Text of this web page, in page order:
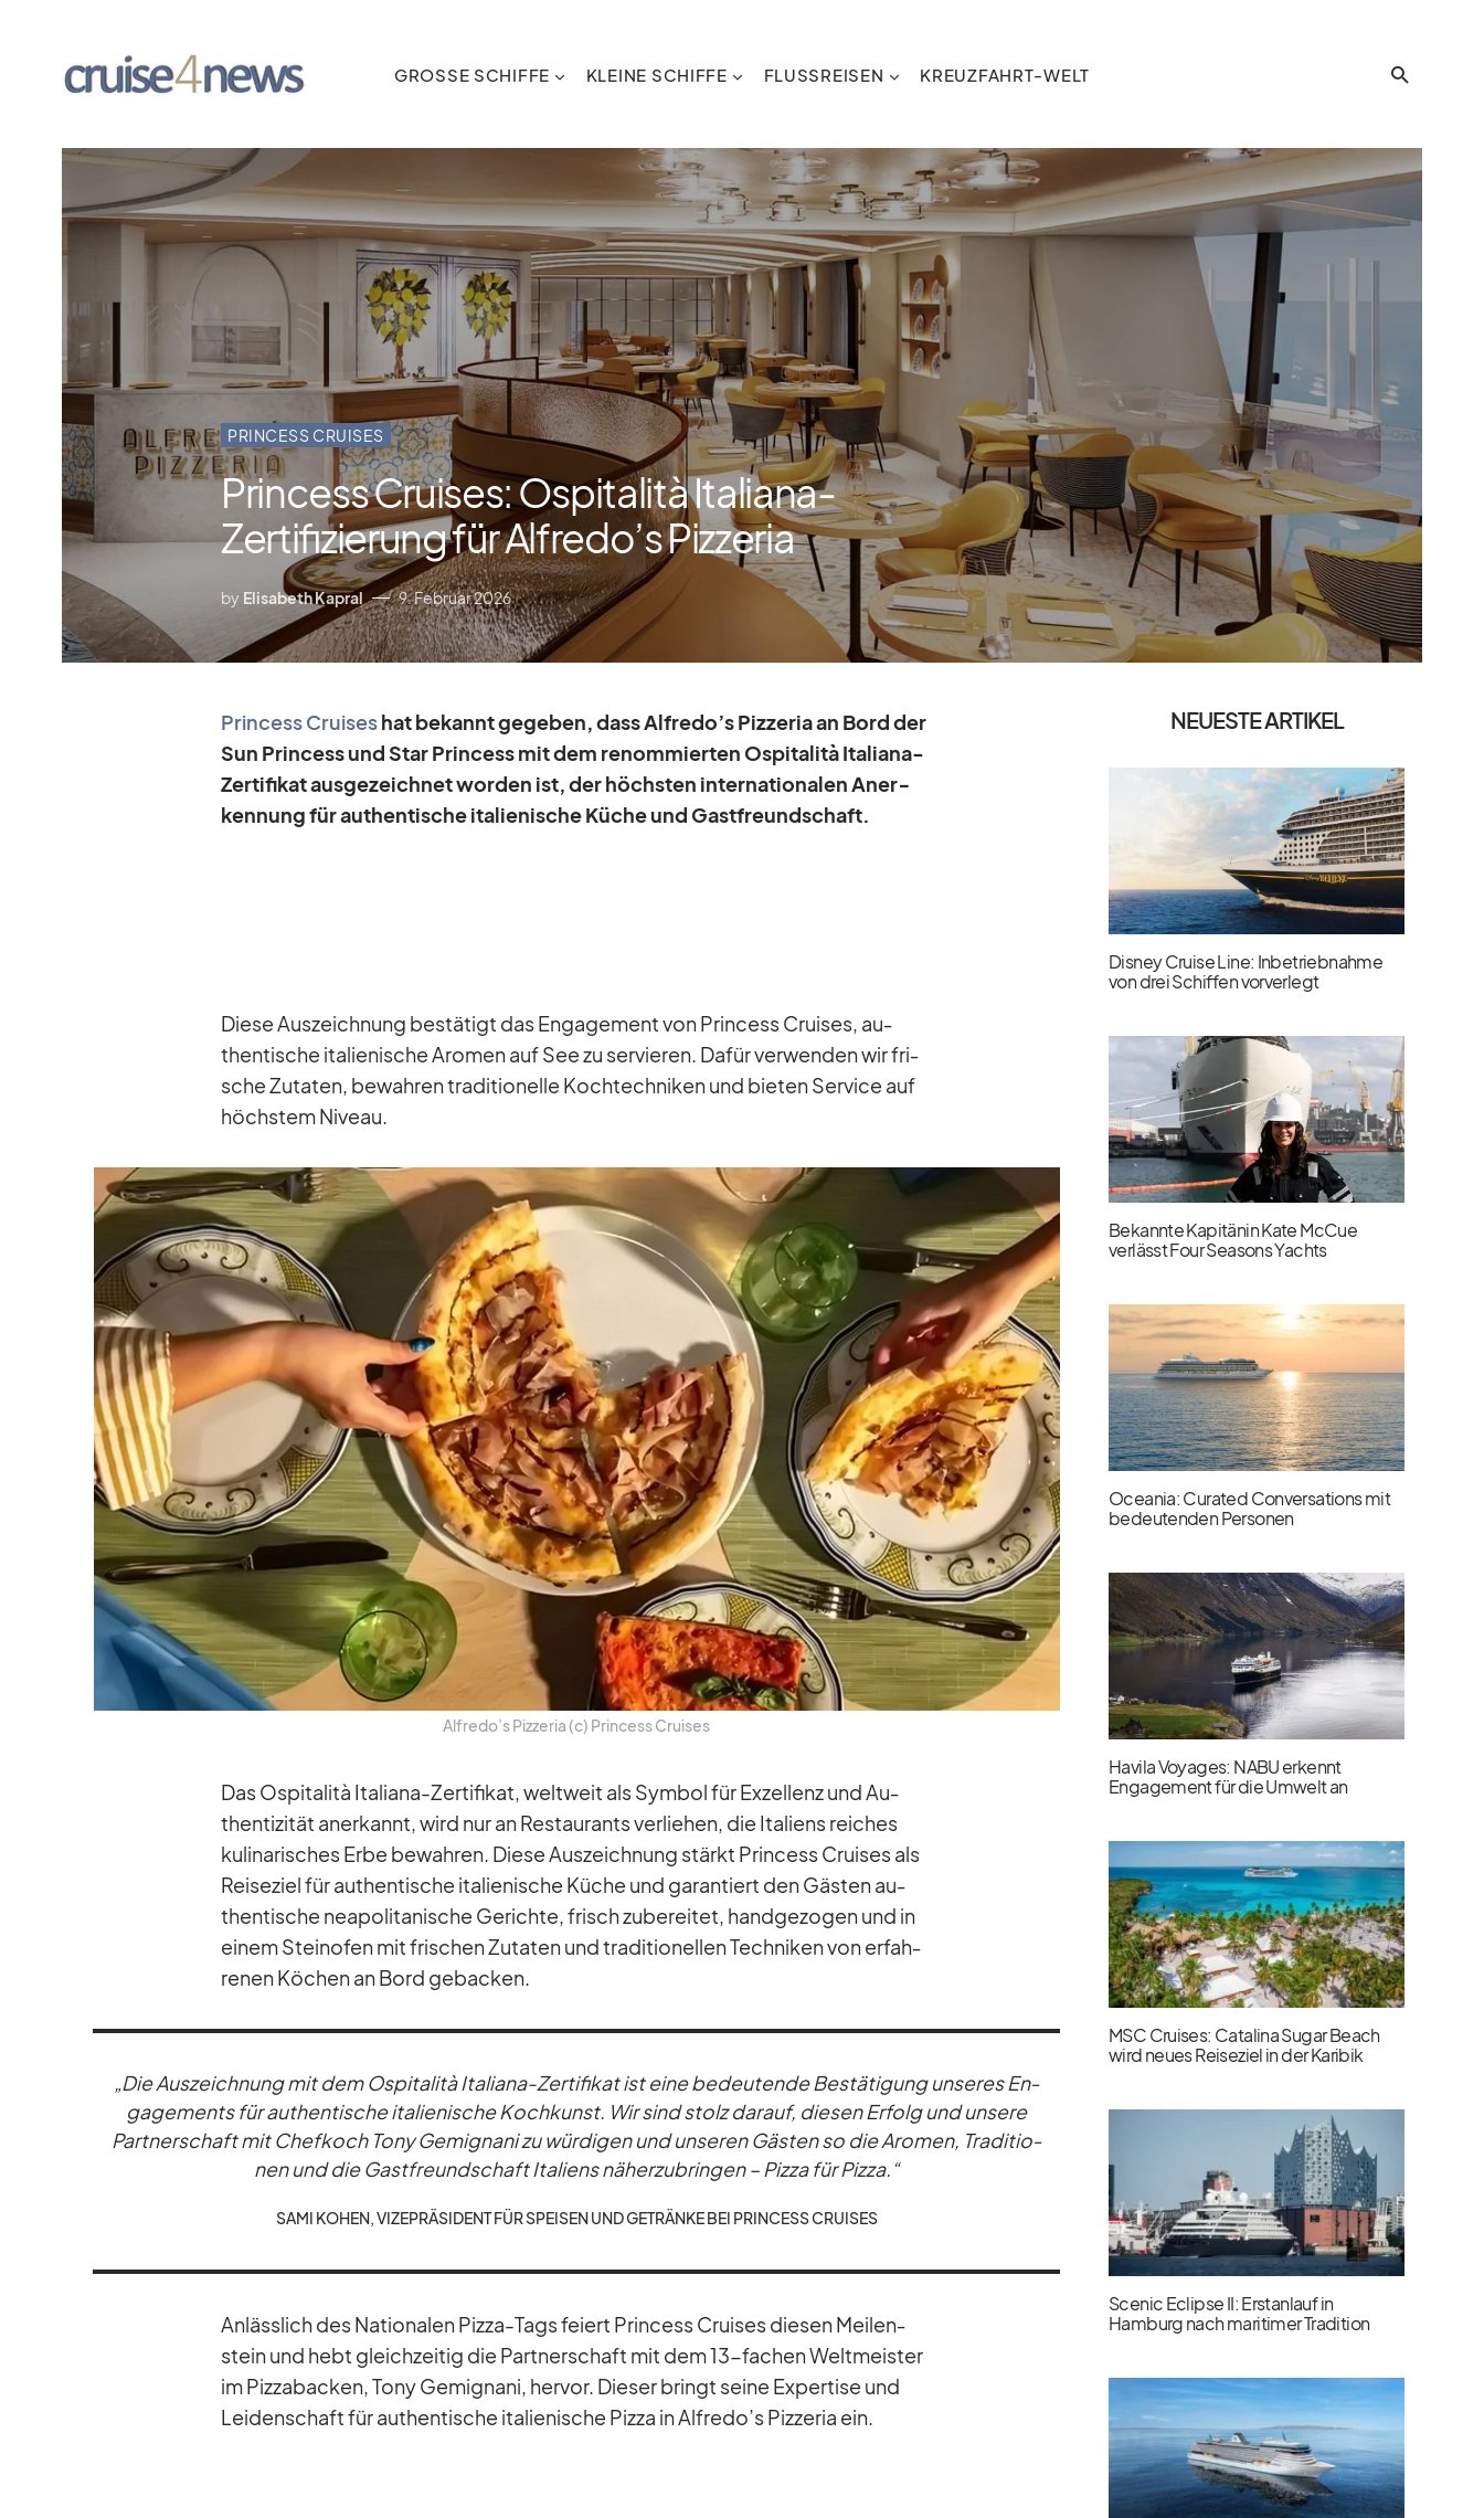
GROSSE SCHIFFE KLEINE SCHIFFE FLUSSREISEN KREUZFAHRT-WELT
PRINCESS CRUISES
Princess Cruises: Ospitalità Italiana-
Zertifizierung für Alfredo’s Pizzeria
by Elisabeth Kapral 9. Februar 2026
Prin­cess Crui­seshat be­kannt ge­ge­ben, dass Alfredo’s Piz­ze­ria an Bord der
Sun Prin­cess und Star Prin­cess mit dem re­nom­mier­ten Os­pi­ta­lità Ita­liana-
Zer­ti­fi­kat aus­ge­zeich­net wor­den ist, der höchs­ten in­ter­na­tio­na­len An­er­
ken­nung für au­then­ti­sche ita­lie­ni­sche Kü­che und Gast­freund­schaft.
Diese Aus­zeich­nung be­stä­tigt das En­ga­ge­ment von Prin­cess Crui­ses, au­
then­ti­sche ita­lie­ni­sche Aro­men auf See zu ser­vie­ren. Da­für ver­wen­den wir fri­
sche Zu­ta­ten, be­wah­ren tra­di­tio­nelle Koch­tech­ni­ken und bie­ten Ser­vice auf
höchs­tem Ni­veau.
Alfredo’s Piz­ze­ria (c) Prin­cess Crui­ses
Das Os­pi­ta­lità Ita­liana-Zer­ti­fi­kat, welt­weit als Sym­bol für Ex­zel­lenz und Au­
then­ti­zi­tät an­er­kannt, wird nur an Re­stau­rants ver­lie­hen, die Ita­li­ens rei­ches
ku­li­na­ri­sches Erbe be­wah­ren. Diese Aus­zeich­nung stärkt Prin­cess Crui­ses als
Rei­se­ziel für au­then­ti­sche ita­lie­ni­sche Kü­che und ga­ran­tiert den Gäs­ten au­
then­ti­sche nea­po­li­ta­ni­sche Ge­richte, frisch zu­be­rei­tet, hand­ge­zo­gen und in
ei­nem Stein­ofen mit fri­schen Zu­ta­ten und tra­di­tio­nel­len Tech­ni­ken von er­fah­
re­nen Kö­chen an Bord ge­ba­cken.
„Die Aus­zeich­nung mit dem Os­pi­ta­lità Ita­liana-Zer­ti­fi­kat ist eine be­deu­tende Be­stä­ti­gung un­se­res En­
ga­ge­ments für au­then­ti­sche ita­lie­ni­sche Koch­kunst. Wir sind stolz dar­auf, die­sen Er­folg und un­sere
Part­ner­schaft mit Chef­koch Tony Ge­mignani zu wür­di­gen und un­se­ren Gäs­ten so die Aro­men, Tra­di­tio­
nen und die Gast­freund­schaft Ita­li­ens nä­her­zu­brin­gen – Pizza für Pizza.“
SAMI KO­HEN, VI­ZE­PRÄ­SI­DENT FÜR SPEI­SEN UND GE­TRÄNKE BEI PRIN­CESS CRUI­SES
An­läss­lich des Na­tio­na­len Pizza-Tags fei­ert Prin­cess Crui­ses die­sen Mei­len­
stein und hebt gleich­zei­tig die Part­ner­schaft mit dem 13-fa­chen Welt­meis­ter
im Piz­za­ba­cken, Tony Ge­mignani, her­vor. Die­ser bringt seine Ex­per­tise und
Lei­den­schaft für au­then­ti­sche ita­lie­ni­sche Pizza in Alfredo’s Piz­ze­ria ein.
NEUESTE ARTIKEL
Disney Cruise Line: Inbetriebnahme
von drei Schiffen vorverlegt
Bekannte Kapitänin Kate McCue
verlässt Four Seasons Yachts
Oceania: Curated Conversations mit
bedeutenden Personen
Havila Voyages: NABU erkennt
Engagement für die Umwelt an
MSC Cruises: Catalina Sugar Beach
wird neues Reiseziel in der Karibik
Scenic Eclipse II: Erstanlauf in
Hamburg nach maritimer Tradition